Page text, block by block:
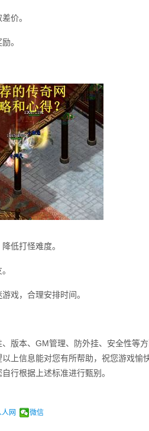
价。
。
低打怪难度。
戏，合理安排时间。
版本、GM管理、防外挂、安全性等
上信息能对您有所帮助，祝您游戏愉
行根据上述标准进行甄别。
人网 微信